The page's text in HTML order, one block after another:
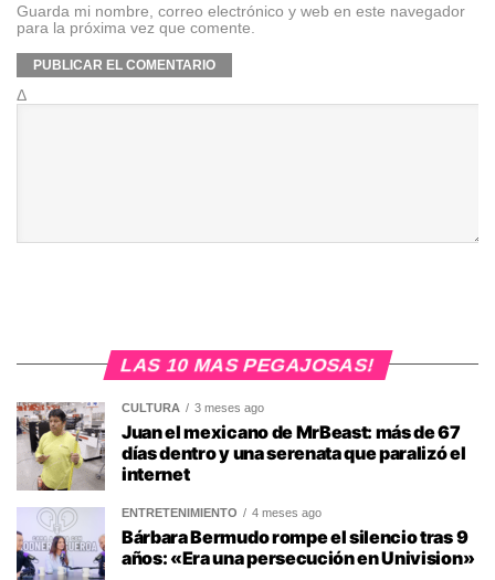
Guarda mi nombre, correo electrónico y web en este navegador
para la próxima vez que comente.
Δ
LAS 10 MAS PEGAJOSAS!
CULTURA 3 meses ago
Juan el mexicano de MrBeast: más de 67
días dentro y una serenata que paralizó el
internet
ENTRETENIMIENTO 4 meses ago
Bárbara Bermudo rompe el silencio tras 9
años: «Era una persecución en Univision»